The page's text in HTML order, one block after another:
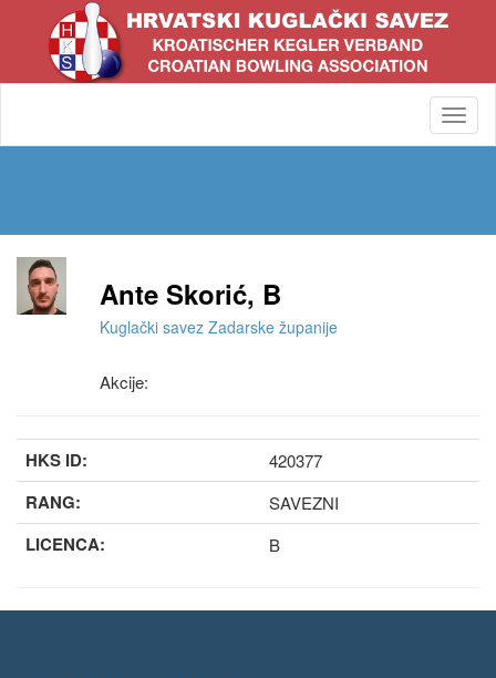
Ante Skorić, B
Kuglački savez Zadarske županije
Akcije:
HKS ID: 420377
RANG: SAVEZNI
LICENCA: B